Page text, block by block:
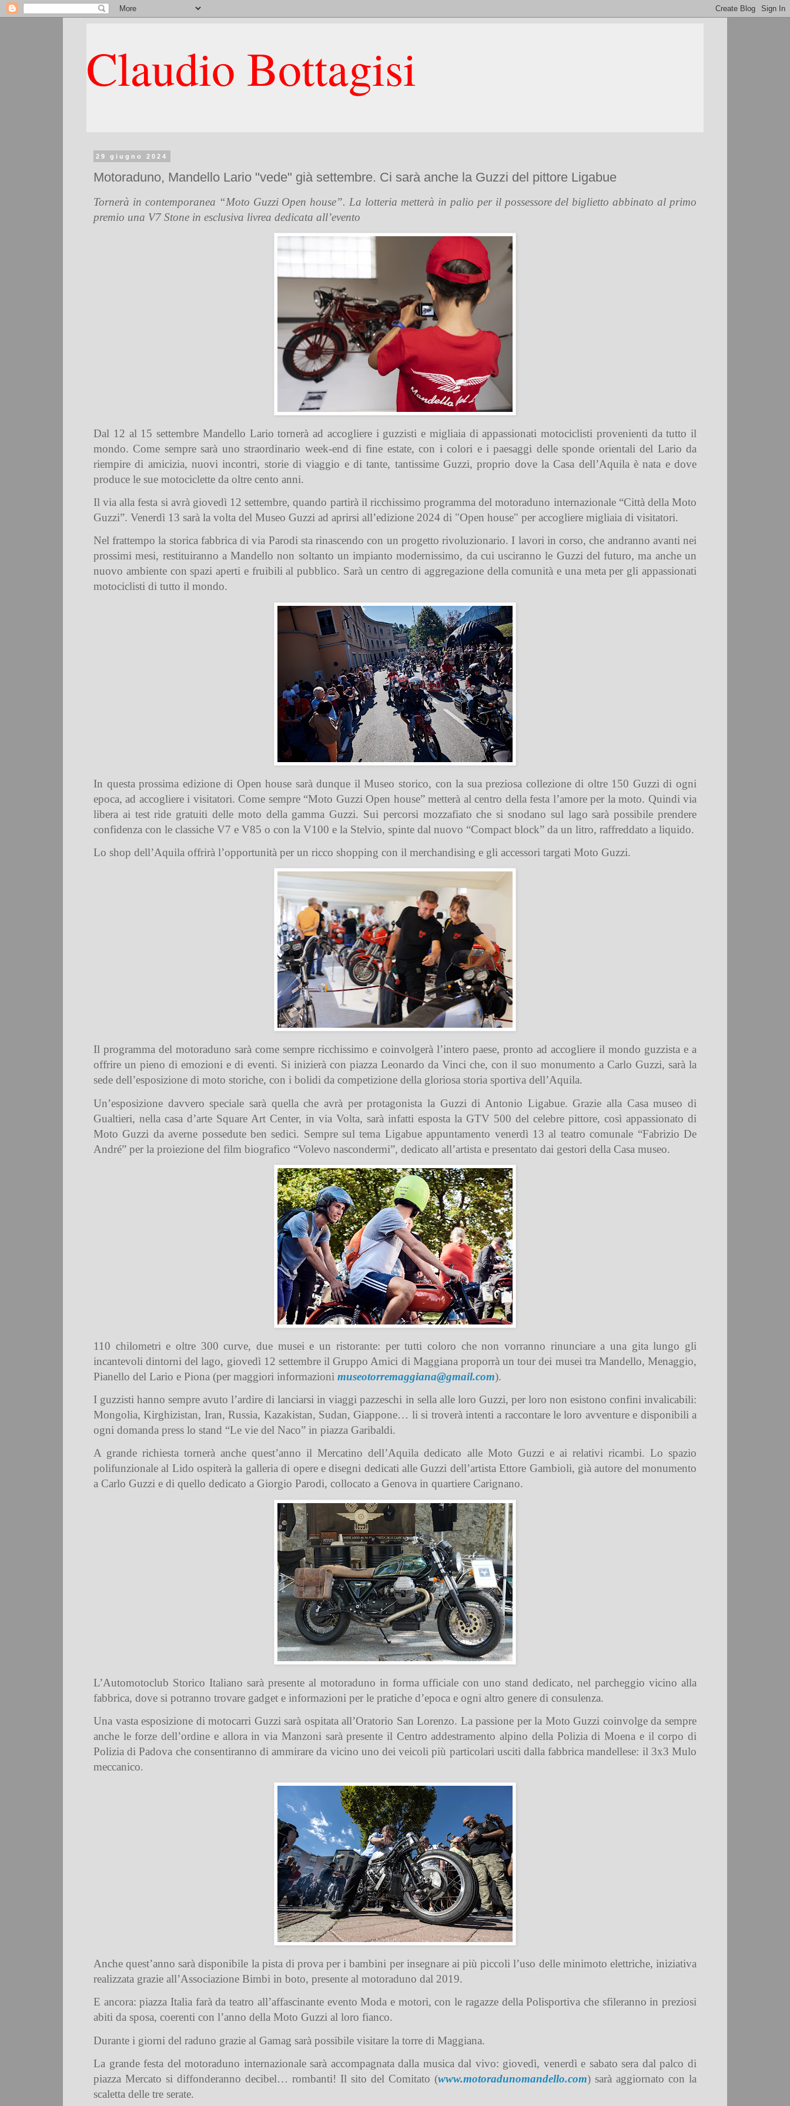
Claudio Bottagisi
29 giugno 2024
Motoraduno, Mandello Lario "vede" già settembre. Ci sarà anche la Guzzi del pittore Ligabue
Tornerà in contemporanea “Moto Guzzi Open house”. La lotteria metterà in palio per il possessore del biglietto abbinato al primo
premio una V7 Stone in esclusiva livrea dedicata all’evento
Dal 12 al 15 settembre Mandello Lario tornerà ad accogliere i guzzisti e migliaia di appassionati motociclisti provenienti da tutto il
mondo. Come sempre sarà uno straordinario week-end di fine estate, con i colori e i paesaggi delle sponde orientali del Lario da
riempire di amicizia, nuovi incontri, storie di viaggio e di tante, tantissime Guzzi, proprio dove la Casa dell’Aquila è nata e dove
produce le sue motociclette da oltre cento anni.
Il via alla festa si avrà giovedì 12 settembre, quando partirà il ricchissimo programma del motoraduno internazionale “Città della Moto
Guzzi”. Venerdì 13 sarà la volta del Museo Guzzi ad aprirsi all’edizione 2024 di "Open house" per accogliere migliaia di visitatori.
Nel frattempo la storica fabbrica di via Parodi sta rinascendo con un progetto rivoluzionario. I lavori in corso, che andranno avanti nei
prossimi mesi, restituiranno a Mandello non soltanto un impianto modernissimo, da cui usciranno le Guzzi del futuro, ma anche un
nuovo ambiente con spazi aperti e fruibili al pubblico. Sarà un centro di aggregazione della comunità e una meta per gli appassionati
motociclisti di tutto il mondo.
In questa prossima edizione di Open house sarà dunque il Museo storico, con la sua preziosa collezione di oltre 150 Guzzi di ogni
epoca, ad accogliere i visitatori. Come sempre “Moto Guzzi Open house” metterà al centro della festa l’amore per la moto. Quindi via
libera ai test ride gratuiti delle moto della gamma Guzzi. Sui percorsi mozzafiato che si snodano sul lago sarà possibile prendere
confidenza con le classiche V7 e V85 o con la V100 e la Stelvio, spinte dal nuovo “Compact block” da un litro, raffreddato a liquido.
Lo shop dell’Aquila offrirà l’opportunità per un ricco shopping con il merchandising e gli accessori targati Moto Guzzi.
Il programma del motoraduno sarà come sempre ricchissimo e coinvolgerà l’intero paese, pronto ad accogliere il mondo guzzista e a
offrire un pieno di emozioni e di eventi. Si inizierà con piazza Leonardo da Vinci che, con il suo monumento a Carlo Guzzi, sarà la
sede dell’esposizione di moto storiche, con i bolidi da competizione della gloriosa storia sportiva dell’Aquila.
Un’esposizione davvero speciale sarà quella che avrà per protagonista la Guzzi di Antonio Ligabue. Grazie alla Casa museo di
Gualtieri, nella casa d’arte Square Art Center, in via Volta, sarà infatti esposta la GTV 500 del celebre pittore, così appassionato di
Moto Guzzi da averne possedute ben sedici. Sempre sul tema Ligabue appuntamento venerdì 13 al teatro comunale “Fabrizio De
André” per la proiezione del film biografico “Volevo nascondermi”, dedicato all’artista e presentato dai gestori della Casa museo.
110 chilometri e oltre 300 curve, due musei e un ristorante: per tutti coloro che non vorranno rinunciare a una gita lungo gli
incantevoli dintorni del lago, giovedì 12 settembre il Gruppo Amici di Maggiana proporrà un tour dei musei tra Mandello, Menaggio,
Pianello del Lario e Piona (per maggiori informazioni museotorremaggiana@gmail.com).
I guzzisti hanno sempre avuto l’ardire di lanciarsi in viaggi pazzeschi in sella alle loro Guzzi, per loro non esistono confini invalicabili:
Mongolia, Kirghizistan, Iran, Russia, Kazakistan, Sudan, Giappone… li si troverà intenti a raccontare le loro avventure e disponibili a
ogni domanda press lo stand “Le vie del Naco” in piazza Garibaldi.
A grande richiesta tornerà anche quest’anno il Mercatino dell’Aquila dedicato alle Moto Guzzi e ai relativi ricambi. Lo spazio
polifunzionale al Lido ospiterà la galleria di opere e disegni dedicati alle Guzzi dell’artista Ettore Gambioli, già autore del monumento
a Carlo Guzzi e di quello dedicato a Giorgio Parodi, collocato a Genova in quartiere Carignano.
L’Automotoclub Storico Italiano sarà presente al motoraduno in forma ufficiale con uno stand dedicato, nel parcheggio vicino alla
fabbrica, dove si potranno trovare gadget e informazioni per le pratiche d’epoca e ogni altro genere di consulenza.
Una vasta esposizione di motocarri Guzzi sarà ospitata all’Oratorio San Lorenzo. La passione per la Moto Guzzi coinvolge da sempre
anche le forze dell’ordine e allora in via Manzoni sarà presente il Centro addestramento alpino della Polizia di Moena e il corpo di
Polizia di Padova che consentiranno di ammirare da vicino uno dei veicoli più particolari usciti dalla fabbrica mandellese: il 3x3 Mulo
meccanico.
Anche quest’anno sarà disponibile la pista di prova per i bambini per insegnare ai più piccoli l’uso delle minimoto elettriche, iniziativa
realizzata grazie all’Associazione Bimbi in boto, presente al motoraduno dal 2019.
E ancora: piazza Italia farà da teatro all’affascinante evento Moda e motori, con le ragazze della Polisportiva che sfileranno in preziosi
abiti da sposa, coerenti con l’anno della Moto Guzzi al loro fianco.
Durante i giorni del raduno grazie al Gamag sarà possibile visitare la torre di Maggiana.
La grande festa del motoraduno internazionale sarà accompagnata dalla musica dal vivo: giovedì, venerdì e sabato sera dal palco di
piazza Mercato si diffonderanno decibel… rombanti! Il sito del Comitato (www.motoradunomandello.com) sarà aggiornato con la
scaletta delle tre serate.